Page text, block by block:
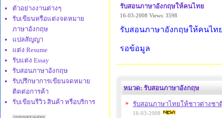
ตัวอย่างงานต่างๆ
รับเขียนหรือแต่งจดหมาย
ภาษาอังกฤษ
แปลสัญญา
แต่ง Resume
รับแต่ง Essay
รับสอนภาษาอังกฤษ
รับปรึกษาการเขียนจดหมาย
ติดต่อการค้า
รับเขียนรีวิว สินค้า หรือบริการ
รับสอนภาษาอังกฤษให้คนไทย
16-03-2008 Views: 3598
รับสอนภาษาอังกฤษให้คนไท
รอข้อมูล
หมวด: รับสอนภาษาอังกฤษ
» รับสอนภาษาไทยให้ชาวต่างชา
16-03-2008